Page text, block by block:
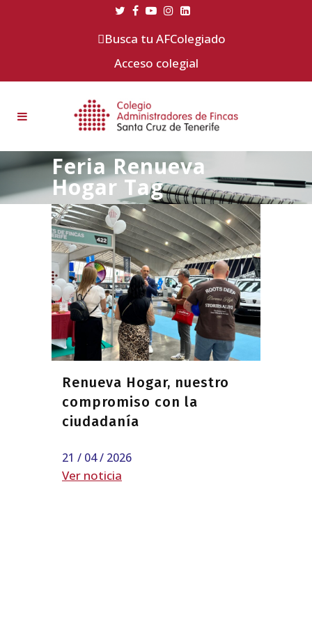
Busca tu AFColegiado
Acceso colegial
Feria Renueva
Hogar Tag
Renueva Hogar, nuestro
compromiso con la
ciudadanía
21 / 04 / 2026
Ver noticia